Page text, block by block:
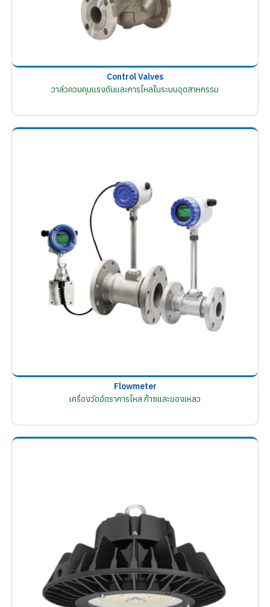
Control Valves
วาล์วควบคุมแรงดันและการไหลในระบบอุตสาหกรรม
Flowmeter
เครื่องวัดอัตราการไหล ก๊าซและของเหลว